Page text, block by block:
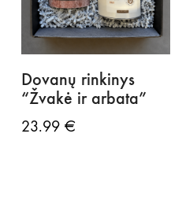
Dovanų rinkinys
“Žvakė ir arbata”
23.99 €